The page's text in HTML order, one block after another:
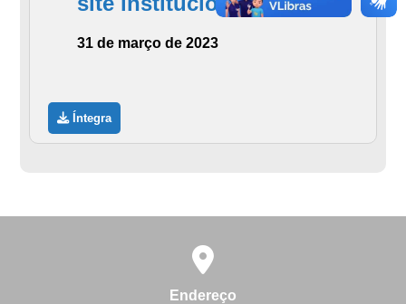
31 de março de 2023
Íntegra
Endereço